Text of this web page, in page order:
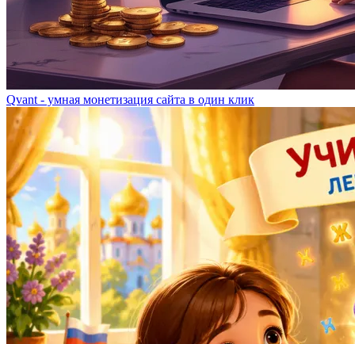
Qvant - умная монетизация сайта в один клик